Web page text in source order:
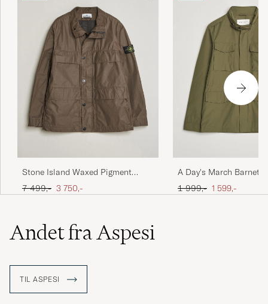
Stone Island Waxed Pigment
Cotton Tela Field Jacket Umber
Ordinary pris
7 499,- Nedsat pris
3 750,-
A Day's March Barnett
Olive
Ordinary pris
1 999,- Nedsat pris
1 599,-
Andet fra Aspesi
TIL ASPESI